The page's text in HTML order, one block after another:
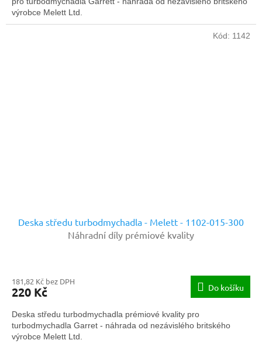
výrobce Melett Ltd.
Deska středu turbodmychadla - Melett - 1102-015-300
Náhradní díly prémiové kvality
181,82 Kč bez DPH
220 Kč Do košíku
Deska středu turbodmychadla prémiové kvality pro
turbodmychadla Garret - náhrada od nezávislého britského
výrobce Melett Ltd.
Kód: 1142